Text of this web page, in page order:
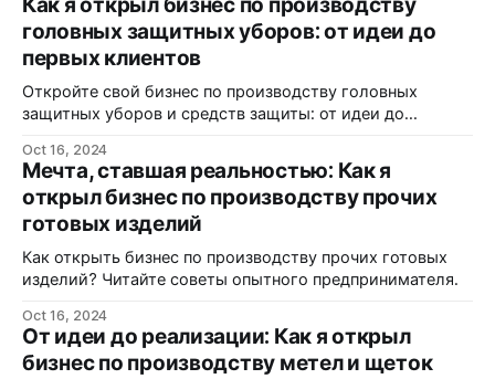
головных защитных уборов: от идеи до
первых клиентов
Откройте свой бизнес по производству головных
защитных уборов и средств защиты: от идеи до
Oct 16, 2024
Мечта, ставшая реальностью: Как я
открыл бизнес по производству прочих
готовых изделий
Как открыть бизнес по производству прочих готовых
изделий? Читайте советы опытного предпринимателя.
Oct 16, 2024
От идеи до реализации: Как я открыл
бизнес по производству метел и щеток